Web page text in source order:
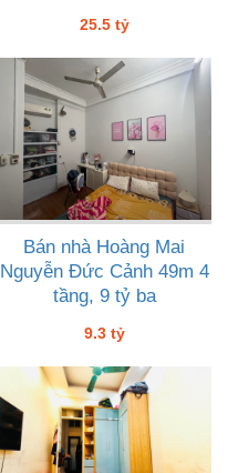
25.5 tỷ
Bán nhà Hoàng Mai
Nguyễn Đức Cảnh 49m 4
tầng, 9 tỷ ba
9.3 tỷ